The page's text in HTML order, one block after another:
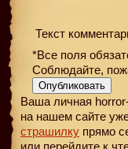
Текст
*Все поля
Соблюдайте,
Опубликовать
Ваша личная
на нашем сайте
страшилку прямо
или перейдите к